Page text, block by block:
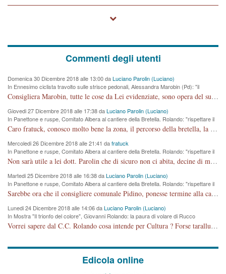
Commenti degli utenti
Domenica 30 Dicembre 2018 alle 13:00 daLuciano Parolin (Luciano)
In Ennesimo ciclista travolto sulle strisce pedonali, Alessandra Marobin (Pd): "il
Comune si svegli"
Consigliera Marobin, tutte le cose da Lei evidenziate, sono opera del suo ex Assessore e compagno di Partito Antonio Marco Dalla Pozza Assessore alla "progettazione" di piste ciclabili e altre porcherie. A lui manderei il conto da saldare per incidenti e danni alle persone. E' ora che "finiamola." Avete perso rassegnatevi. qui IL SINDACO RUCCO NON C'ENTRA PER NIENTE. CAPITO!!!!!!!! Amen.
Giovedi 27 Dicembre 2018 alle 17:38 daLuciano Parolin (Luciano)
In Panettone e ruspe, Comitato Albera al cantiere della Bretella. Rolando: "rispettare il
cronoprogramma"
Caro fratuck, conosco molto bene la zona, il percorso della bretella, la situazione dei cittadini, abito in Viale Trento. A partire dal 2003 ho partecipato al Comitato di Maddalene pro bretella, e a riunioni propositive per apportare modifiche al progetto. Numerose mie foto del territorio sono arrivate a Roma, altri miei interventi (non graditi dalla Sx) sono stati pubblicati dal GdV, assieme ad altri come Ciro Asproso, ora favorevole alla bretella. Ho partecipato alla raccolta firme per la chiusura della strada x 5 giorni eseguita dal Sindaco Hullwech per sforamento 180 Micro/g. Pertanto come impegno per la tematica sono apposto con la coscienza. Ora il Progetto è partito, fine! Voglio dire che la nuova Giunta "comunale" non c'entra più. L'opera sarà "malauguratamente" eseguita, ma non con il mio placet. Il Consigliere Comunale dovrebbe capire che la campagna elettorale è finita, con buona pace di tutti. Quello che invece dovrebbe interessare è la proprietà della strada, dall'uscita autostradale Ovest, sino alla Rotatoria dell'Albara, vi sono tre possessori: Autostrade SpA; La Provincia, il Comune. Come la mettiamo per il futuro ? I costi, da 50 sono saliti a 100 milioni di € come dire 20 milioni a KM (!) da non credere. Comunque si farà. Ma nessuno canti Vittoria, anzi meglio non farne un ulteriore fatto "partitico" per questioni elettorali o di seggio. Se mi manda la sua mail, sono disponibile ad inviare i documenti e le foto sopra descritte. Con ossequi, Luciano Parolin
Mercoledi 26 Dicembre 2018 alle 21:41 dafratuck
In Panettone e ruspe, Comitato Albera al cantiere della Bretella. Rolando: "rispettare il
cronoprogramma"
Non sarà utile a lei dott. Parolin che di sicuro non ci abita, decine di migliaia di TIR, automobili e padroncini che passano quotidianamente per una strada appena rotabile, non è più possibile stendere i panni, attraversare la strada senza rischiare la morte, le case stanno crepando, i tempi sono cambiati e la bretella non passerà assolutamente per maddalene (ma cosa sta a dire?!), dia invece responsabilità a chi ha costruito tagliando la strada che doveva invece terminare a isola vicentina e non al moracchino lasciando Motta di Costabissara ancora in panne di traffico. I tempi sono cambiati dottore e se l'anagrafe della vita stagna nell'essere umano impressioni conservatrici, la società non le considera perchè va avanti, si industrializza e ha bisogno di infrastrutture e di sviluppo. Ultima considerazione, se è geloso di Rolando perchè vede in lui solo campagne politiche mentre si difendono i SOLI diritti dei cittadini, la preghiamo faccia considerazioni più appropriate. Saluti e complimenti per i suoi scritti.
Martedi 25 Dicembre 2018 alle 16:38 daLuciano Parolin (Luciano)
In Panettone e ruspe, Comitato Albera al cantiere della Bretella. Rolando: "rispettare il
cronoprogramma"
Sarebbe ora che il consigliere comunale Pidino, ponesse termine alla campagna elettorale nel territorio del suo seggio Villaggio del Sole. La tiraca è iniziata, distruggerà 6 km di prateria ovest della città, ricca di fonti e sorgenti d'acqua. I cittadini di Maddalene non avranno più Pace la notte. Molta colpa per la costruzione di questa Strada è proprio del signor Rolando,dei suoi gazebo mobili e che vuol far passare questa opera VANDALICA come progetto "utile" a chi ? Non è cosa seria sig. Rolando!
Lunedi 24 Dicembre 2018 alle 14:06 daLuciano Parolin (Luciano)
In Mostra "Il trionfo del colore", Giovanni Rolando: la paura di volare di Rucco
Vorrei sapere dal C.C. Rolando cosa intende per Cultura ? Forse tarallucci, vino e sagre, o spaghetti tricolori del PD ? Il continuo (s)parlare della mostra a Palazzo Chiericati caro consigliere DANNEGGIA FORTEMENTE l'immagine della città TUTTA e fa deviare i consensi che in RUSSIA (badi bene ex U.R.S.S.) sono ECCELLENTI. A livello artistico l'evento è di alta Valenza culturale, COMPITO di Tutta la Cittadinanza fare il possibile per propagandare l'iniziativa senza farne UN CASO PARTITICO come fa Lei da sempre. Meno Gazebo + Partecipazione! E così sia. Amen.
Edicola online